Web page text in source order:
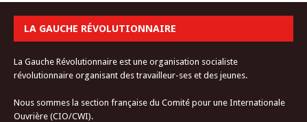
LA GAUCHE RÉVOLUTIONNAIRE
La Gauche Révolutionnaire est une organisation socialiste
révolutionnaire organisant des travailleur-ses et des jeunes.
Nous sommes la section française du Comité pour une Internationale
Ouvrière (CIO/CWI).